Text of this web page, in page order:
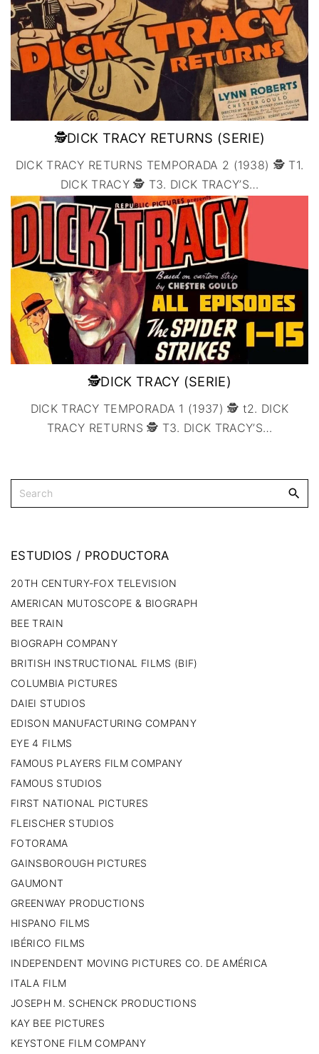
🕵DICK TRACY RETURNS (SERIE)
DICK TRACY RETURNS TEMPORADA 2 (1938) 🕵 T1.
DICK TRACY 🕵 T3. DICK TRACY’S…
🕵DICK TRACY (SERIE)
DICK TRACY TEMPORADA 1 (1937) 🕵 t2. DICK
TRACY RETURNS 🕵 T3. DICK TRACY’S…
ESTUDIOS / PRODUCTORA
20TH CENTURY-FOX TELEVISION
AMERICAN MUTOSCOPE & BIOGRAPH
BEE TRAIN
BIOGRAPH COMPANY
BRITISH INSTRUCTIONAL FILMS (BIF)
COLUMBIA PICTURES
DAIEI STUDIOS
EDISON MANUFACTURING COMPANY
EYE 4 FILMS
FAMOUS PLAYERS FILM COMPANY
FAMOUS STUDIOS
FIRST NATIONAL PICTURES
FLEISCHER STUDIOS
FOTORAMA
GAINSBOROUGH PICTURES
GAUMONT
GREENWAY PRODUCTIONS
HISPANO FILMS
IBÉRICO FILMS
INDEPENDENT MOVING PICTURES CO. DE AMÉRICA
ITALA FILM
JOSEPH M. SCHENCK PRODUCTIONS
KAY BEE PICTURES
KEYSTONE FILM COMPANY